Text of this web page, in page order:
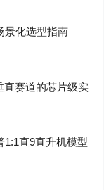
景化选型指南
直赛道的芯片级实
1:1直9直升机模型